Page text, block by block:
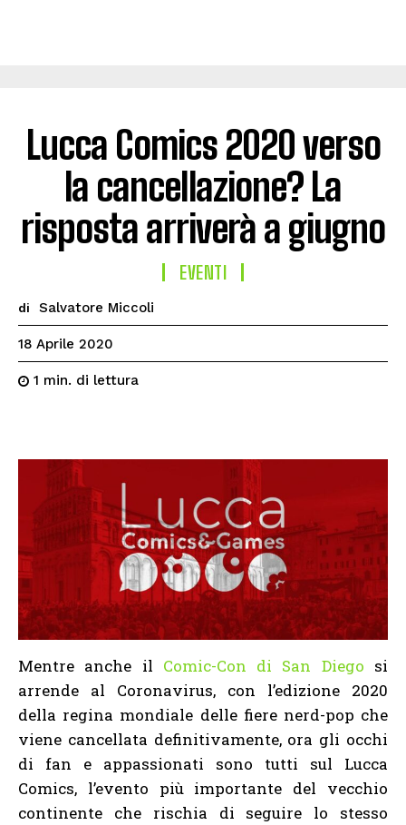
Lucca Comics 2020 verso
la cancellazione? La
risposta arriverà a giugno
EVENTI
di Salvatore Miccoli
18 Aprile 2020
1 min. di lettura
Mentre anche il Comic-Con di San Diego si
arrende al Coronavirus, con l’edizione 2020
della regina mondiale delle fiere nerd-pop che
viene cancellata definitivamente, ora gli occhi
di fan e appassionati sono tutti sul Lucca
Comics, l’evento più importante del vecchio
continente che rischia di seguire lo stesso